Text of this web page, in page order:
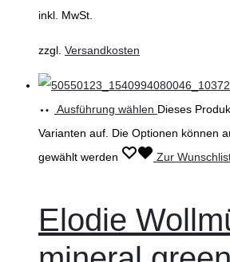
inkl. MwSt.
zzgl. Versandkosten
Ausführung wählen Dieses
Varianten auf. Die Optionen können
gewählt werden
Zur
Elodie